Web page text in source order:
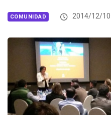
COMUNIDAD 2014/12/10